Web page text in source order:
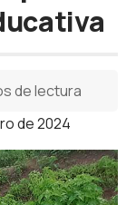
de 2024
de lectura